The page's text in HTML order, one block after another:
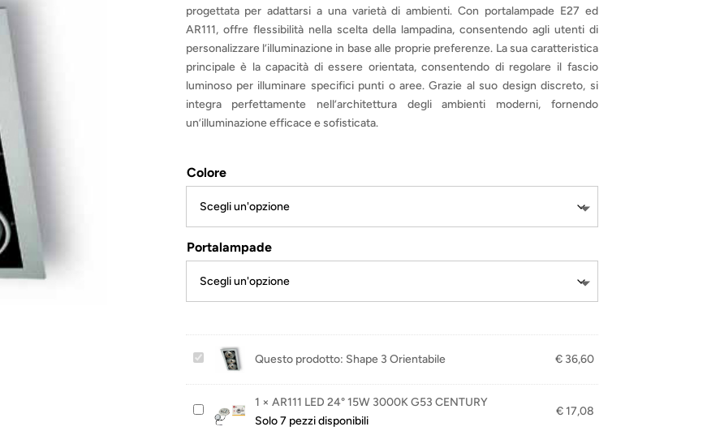
progettata per adattarsi a una varietà di ambienti. Con portalampade E27 ed
AR111, offre flessibilità nella scelta della lampadina, consentendo agli utenti di
personalizzare l’illuminazione in base alle proprie preferenze. La sua caratteristica
principale è la capacità di essere orientata, consentendo di regolare il fascio
luminoso per illuminare specifici punti o aree. Grazie al suo design discreto, si
integra perfettamente nell’architettura degli ambienti moderni, fornendo
un’illuminazione efficace e sofisticata.
Colore
Portalampade
S
p
Questo prodotto: Shape 3 Orientabile €36,60
A
1 × AR111 LED 24° 15W 3000K G53 CENTURY
Solo 7 pezzi disponibili
€17,08